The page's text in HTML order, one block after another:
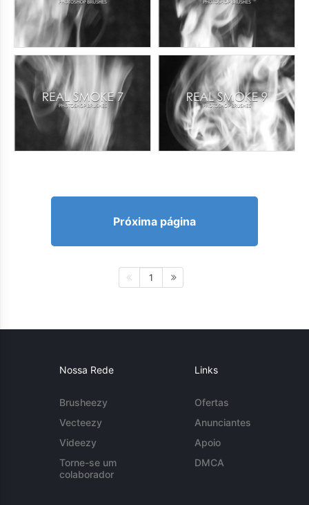
Próxima página
1
Nossa Rede
Brusheezy
Vecteezy
Videezy
Torne-se um
colaborador
Links
Ofertas
Anunciantes
Apoio
DMCA